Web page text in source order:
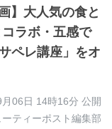
】大人気の食と
ラボ・五感で
ペレ講座」をオ
06日 14時16分 公開
ーティーポスト編集部